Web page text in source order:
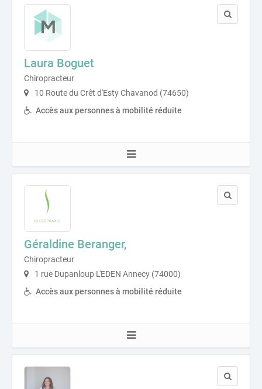
Laura Boguet
Chiropracteur
10 Route du Crêt d'Esty Chavanod (74650)
Accès aux personnes à mobilité réduite
Géraldine Beranger,
Chiropracteur
1 rue Dupanloup L'EDEN Annecy (74000)
Accès aux personnes à mobilité réduite